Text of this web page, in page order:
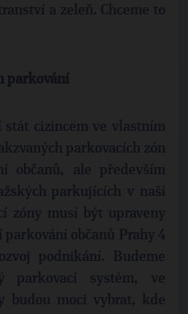
a zeleň. Chceme to
parkování
stát cizincem ve vlastním
parkovacích zón
občanů, ale především
parkujících v naší
zóny musí být upraveny
občanů Prahy 4
podnikání. Budeme
parkovací systém, ve
budou moci vybrat, kde